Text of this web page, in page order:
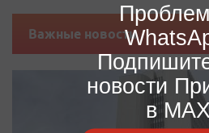
Важные новости
новости
в